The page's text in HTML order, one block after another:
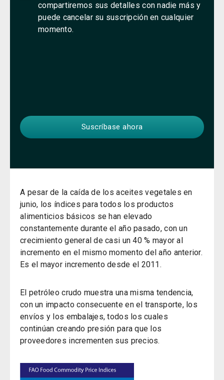
A pesar de la caída de los aceites vegetales en
junio, los índices para todos los productos
alimenticios básicos se han elevado
constantemente durante el año pasado, con un
crecimiento general de casi un 40 % mayor al
incremento en el mismo momento del año anterior.
Es el mayor incremento desde el 2011.
El petróleo crudo muestra una misma tendencia,
con un impacto consecuente en el transporte, los
envíos y los embalajes, todos los cuales
continúan creando presión para que los
proveedores incrementen sus precios.
compartiremos sus detalles con nadie más y
puede cancelar su suscripción en cualquier
momento.